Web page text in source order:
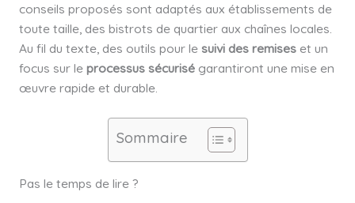
conseils proposés sont adaptés aux établissements de
toute taille, des bistrots de quartier aux chaînes locales.
Au fil du texte, des outils pour le suivi des remiseset un
focus sur le processus sécuriségarantiront une mise en
œuvre rapide et durable.
Sommaire
Pas le temps de lire ?